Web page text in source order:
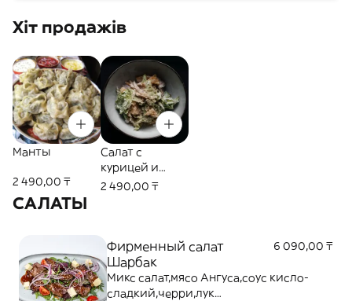
Хіт продажів
Манты
2 490,00 ₸
Салат с
курицей и
ананасом
2 490,00 ₸
САЛАТЫ
Фирменный салат
Шарбак
6 090,00 ₸
Микс салат,мясо Ангуса,соус кисло-
сладкий,черри,лук